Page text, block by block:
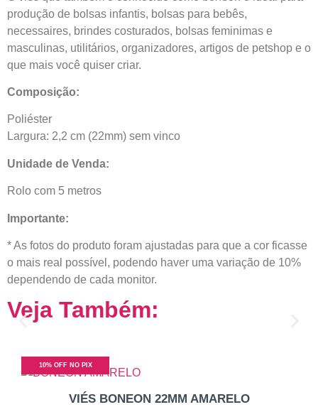
produção de bolsas infantis, bolsas para bebês,
necessaires, brindes costurados, bolsas feminimas e
masculinas, utilitários, organizadores, artigos de petshop e o
que mais você quiser criar.
Composição:
Poliéster
Largura: 2,2 cm (22mm) sem vinco
Unidade de Venda:
Rolo com 5 metros
Importante:
* As fotos do produto foram ajustadas para que a cor ficasse
o mais real possível, podendo haver uma variação de 10%
dependendo de cada monitor.
Veja Também:
10% OFF NO PIX
VIÉS BONEON 22MM AMARELO